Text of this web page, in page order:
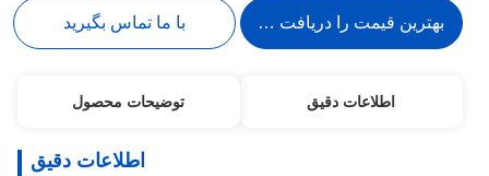
بهترین قیمت را دریافت کنید با ما تماس بگیرید
اطلاعات دقیق توضیحات محصول
اطلاعات دقیق